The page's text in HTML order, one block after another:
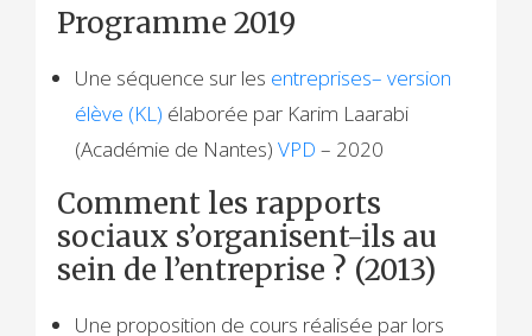
Programme 2019
Une séquence sur les entreprises– version
élève (KL) élaborée par Karim Laarabi
(Académie de Nantes)VPD – 2020
Comment les rapports
sociaux s’organisent-ils au
sein de l’entreprise ? (2013)
Une proposition de cours réalisée par lors